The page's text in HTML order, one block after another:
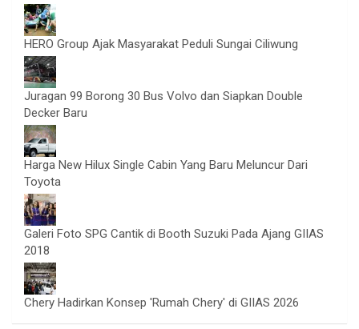
HERO Group Ajak Masyarakat Peduli Sungai Ciliwung
Juragan 99 Borong 30 Bus Volvo dan Siapkan Double
Decker Baru
Harga New Hilux Single Cabin Yang Baru Meluncur Dari
Toyota
Galeri Foto SPG Cantik di Booth Suzuki Pada Ajang GIIAS
2018
Chery Hadirkan Konsep 'Rumah Chery' di GIIAS 2026